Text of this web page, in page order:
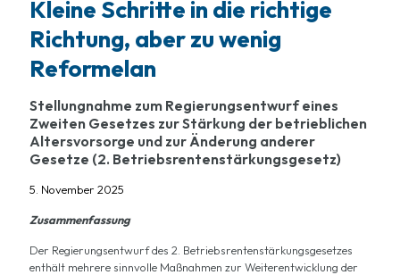
Kleine Schritte in die richtige
Richtung, aber zu wenig
Reformelan
Stellungnahme zum Regierungsentwurf eines
Zweiten Gesetzes zur Stärkung der betrieblichen
Altersvorsorge und zur Änderung anderer
Gesetze (2. Betriebsrentenstärkungsgesetz)
5. November 2025
Zusammenfassung
Der Regierungsentwurf des 2. Betriebsrentenstärkungsgesetzes
enthält mehrere sinnvolle Maßnahmen zur Weiterentwicklung der